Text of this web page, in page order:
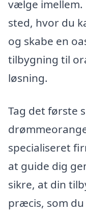
vælge imellem.
sted, hvor du
og skabe en
tilbygning til
løsning.
Tag det første
specialiseret
at guide dig
sikre, at din
præcis, som